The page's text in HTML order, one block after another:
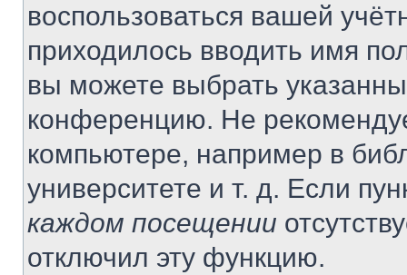
воспользоваться вашей
приходилось вводить имя
вы можете выбрать
конференцию. Не
компьютере, например в
университете и т. д. Если
каждом посещении
отключил эту функцию.